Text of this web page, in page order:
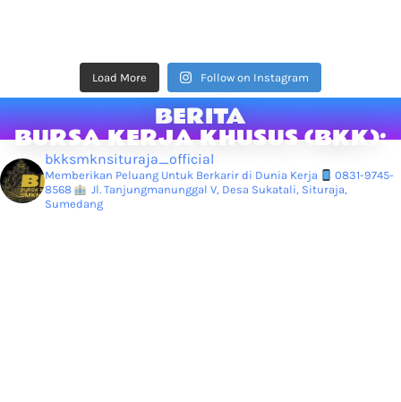
Load More Follow on Instagram
BERITA
BURSA KERJA KHUSUS (BKK):
bkksmknsituraja_official
Memberikan Peluang Untuk Berkarir di Dunia Kerja
0831-9745-
8568
Jl. Tanjungmanunggal V, Desa Sukatali, Situraja,
Sumedang